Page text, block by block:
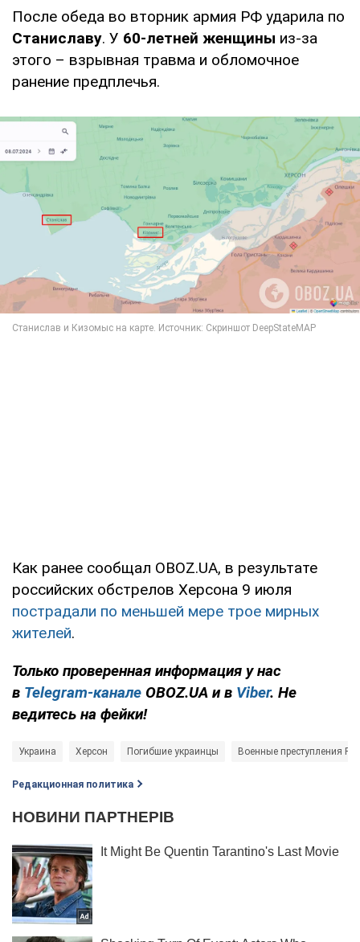
После обеда во вторник армия РФ ударила по
Станиславу. У 60-летней женщины из-за
этого – взрывная травма и обломочное
ранение предплечья.
Как ранее сообщал OBOZ.UA, в результате
российских обстрелов Херсона 9 июля
пострадали по меньшей мере трое мирных
жителей.
Только проверенная информация у нас
в Telegram-канале OBOZ.UA и в Viber. Не
ведитесь на фейки!
Украина Херсон Погибшие украинцы Военные преступления
Редакционная политика